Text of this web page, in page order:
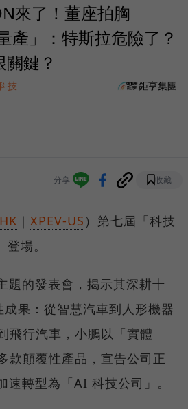
來了！董座拍胸
產」：特斯拉危險了？
鍵？
技 鉅亨集團
分享 收藏
｜ XPEV-US ）第七屆「科技
場。
題的發表會，揭示其深耕十
果：從智慧汽車到人形機器
飛行汽車，小鵬以「實體
款顛覆性產品，宣告公司正
速轉型為「AI 科技公司」。